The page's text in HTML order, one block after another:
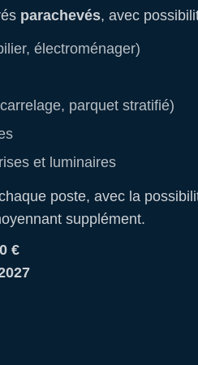
parachevés, avec
électroménager)
parquet stratifié)
et luminaires
poste, avec la
supplément.
€